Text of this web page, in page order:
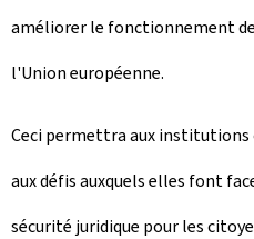
améliorer le fonctionnement
l'Union européenne.
Ceci permettra aux institutions
aux défis auxquels elles font
sécurité juridique pour les